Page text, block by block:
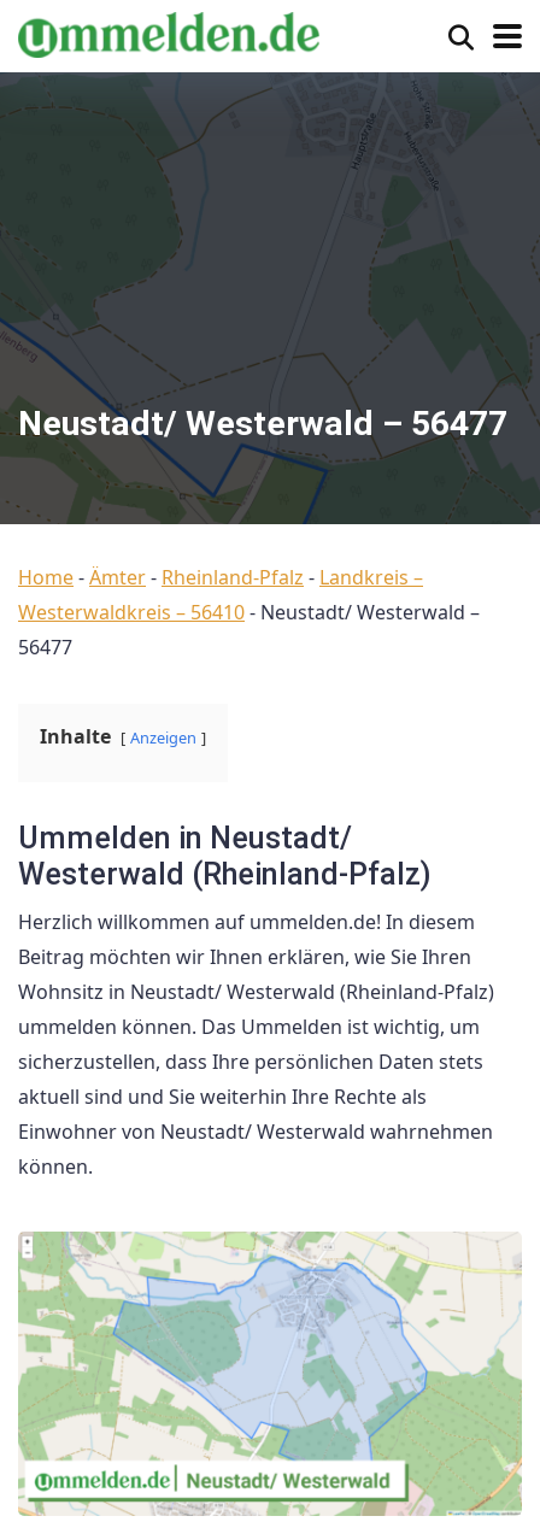
Neustadt/ Westerwald – 56477
Home-Ämter- Rheinland-Pfalz - Landkreis –
Westerwaldkreis – 56410- Neustadt/ Westerwald –
56477
Inhalte Anzeigen
Ummelden in Neustadt/
Westerwald (Rheinland-Pfalz)
Herzlich willkommen auf ummelden.de! In diesem
Beitrag möchten wir Ihnen erklären, wie Sie Ihren
Wohnsitz in Neustadt/ Westerwald (Rheinland-Pfalz)
ummelden können. Das Ummelden ist wichtig, um
sicherzustellen, dass Ihre persönlichen Daten stets
aktuell sind und Sie weiterhin Ihre Rechte als
Einwohner von Neustadt/ Westerwald wahrnehmen
können.